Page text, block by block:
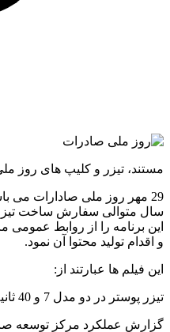
مستند، تیزر و کلیپ های روز
29 مهر روز ملی صادارات
سال متوالی سفارش ساخت
این برنامه را از روابط
و اقدام تولید محتوا آن نمود.
این فیلم ها عبارتند از:
تیزر پوستر در دو مدل 7 و 40 ثانیه
گزارش عملکرد مرکز توسعه صادارت به